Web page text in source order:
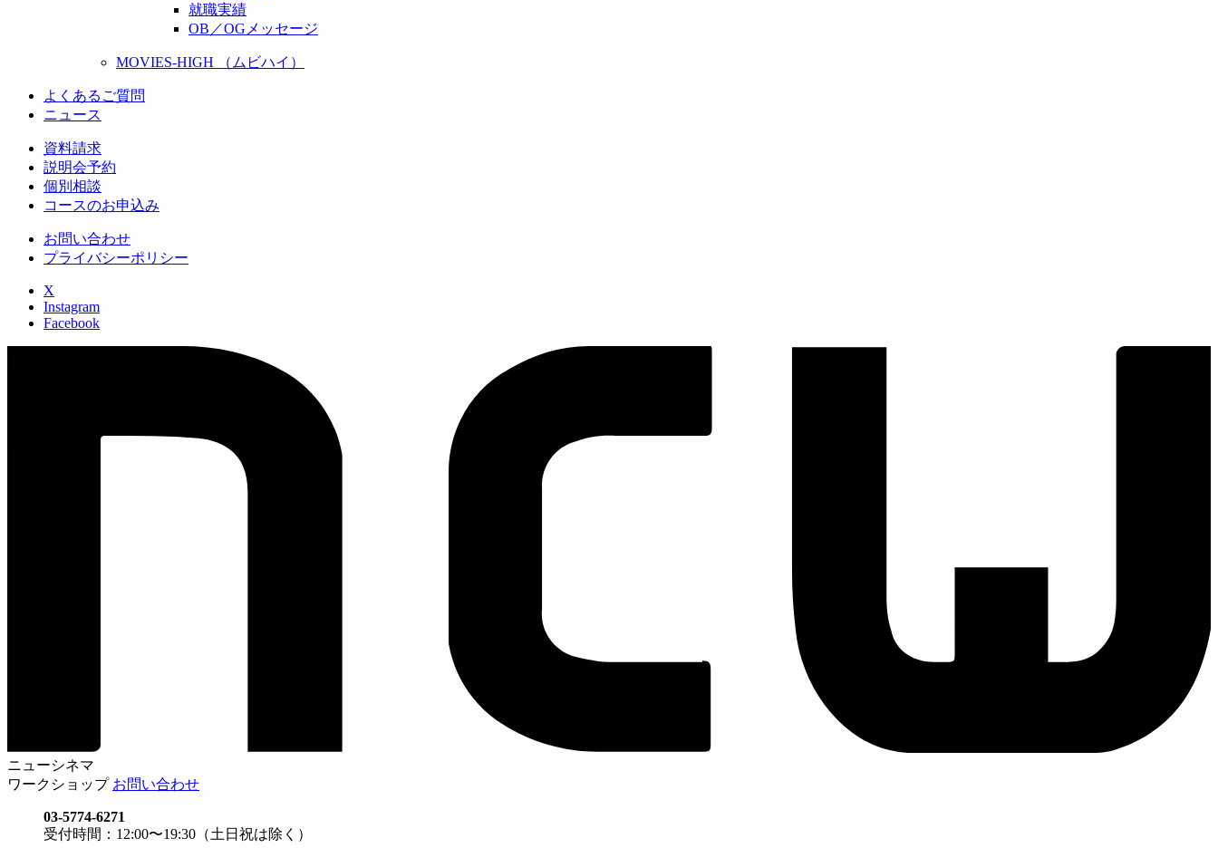
就職実績
OB／OGメッセージ
MOVIES-HIGH （ムビハイ）
よくあるご質問
ニュース
資料請求
説明会予約
個別相談
コースのお申込み
お問い合わせ
プライバシーポリシー
X
Instagram
Facebook
ニューシネマ
ワークショップ お問い合わせ
03-5774-6271
受付時間：12:00〜19:30（土日祝は除く）